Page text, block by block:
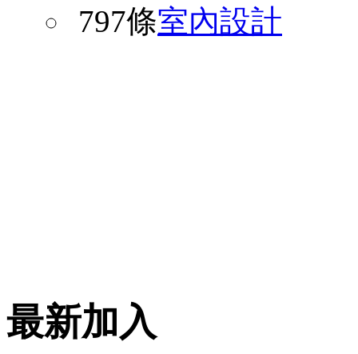
797條室內設計
最新加入